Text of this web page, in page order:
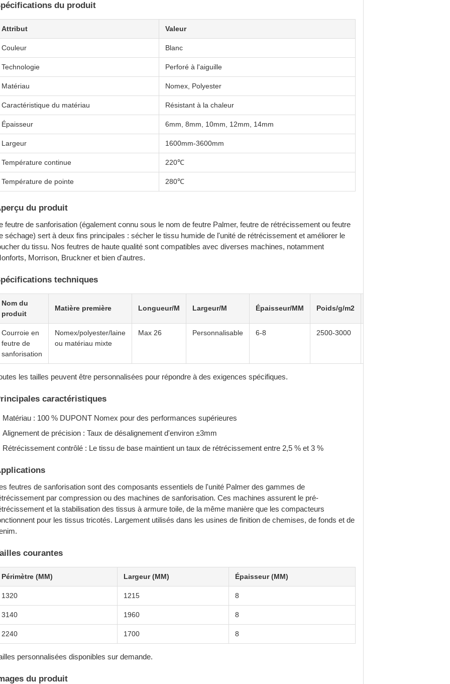
du produit
Attribut Valeur
Couleur Blanc
Technologie Perforé à l'aiguille
Matériau Nomex, Polyester
Caractéristique du matériau Résistant à la chaleur
Épaisseur 6mm, 8mm, 10mm, 12mm, 14mm
Largeur 1600mm-3600mm
Température continue 220℃
Température de pointe 280℃
du produit
feutre de sanforisation (également connu sous le nom de feutre Palmer, feutre de rétrécissement ou feutre
séchage) sert à deux fins principales : sécher le tissu humide de l'unité de rétrécissement et améliorer le
du tissu. Nos feutres de haute qualité sont compatibles avec diverses machines, notamment
Morrison, Bruckner et bien d'autres.
techniques
Nom du
produit
Matière première Longueur/M Largeur/M Épaisseur/MM Poids/g/m2
Courroie en
feutre de
sanforisation
Nomex/polyester/laine
ou matériau mixte
Max 26 Personnalisable 6-8 2500-3000
les tailles peuvent être personnalisées pour répondre à des exigences spécifiques.
caractéristiques
Matériau : 100 % DUPONT Nomex pour des performances supérieures
Alignement de précision : Taux de désalignement d'environ ±3mm
Rétrécissement contrôlé : Le tissu de base maintient un taux de rétrécissement entre 2,5 % et 3 %
feutres de sanforisation sont des composants essentiels de l'unité Palmer des gammes de
par compression ou des machines de sanforisation. Ces machines assurent le pré-
et la stabilisation des tissus à armure toile, de la même manière que les compacteurs
pour les tissus tricotés. Largement utilisés dans les usines de finition de chemises, de fonds et de
courantes
Périmètre (MM) Largeur (MM) Épaisseur (MM)
1320 1215 8
3140 1960 8
2240 1700 8
personnalisées disponibles sur demande.
du produit